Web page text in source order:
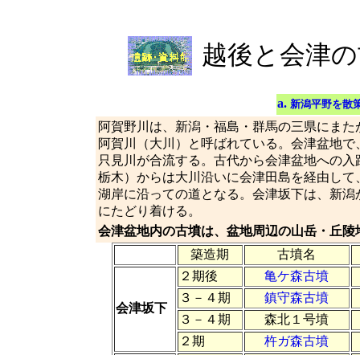
越後と会津
a. 新潟平野を散
阿賀野川は、新潟・福島・群馬の三県にま
阿賀川（大川）と呼ばれている。会津盆地
只見川が合流する。古代から会津盆地への
栃木）からは大川沿いに会津田島を経由し
湖岸に沿っての道となる。会津坂下は、新
にたどり着ける。
会津盆地内の古墳は、盆地周辺の山岳・丘
築造期
古墳名
会津坂下
２期後
亀ケ森古墳
３－４期
鎮守森古墳
３－４期
森北１号墳
２期
杵ガ森古墳